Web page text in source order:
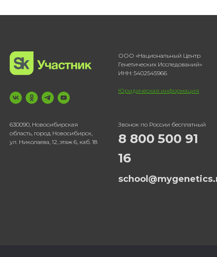
ООО «Национальный Центр
Генетических Исследований»
ИНН: 5402545966
Юридическая информация
630090, Новосибирская
область, город Новосибирск,
ул. Николаева, 12, этаж 6, каб. 18
Звонок по России бесплатный
8 800 500 91
16